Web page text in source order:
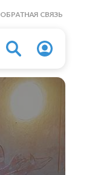
ОБРАТНАЯ СВЯЗЬ